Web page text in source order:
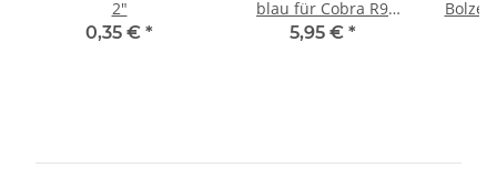
2"
0,35 € *
blau für Cobra R9
Adder Bolzen
5,95 € *